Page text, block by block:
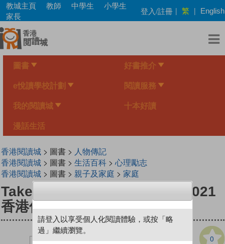
Skip
main
content
教城主頁 教師 中學生
小學生
家長
登入/註冊 | 繁 | English
圖書 好書推介
e悅讀學校計劃 閱讀服務
我的閱讀城 十本好讀
漫話生活
香港閱讀城> 圖書 > 人物傳記
香港閱讀城> 圖書 > 生活百科> 心理勵志
香港閱讀城> 圖書 > 親子及家庭 > 家庭
Take Me To A Higher Place 2021
香港傑出少年隨筆
0
請登入以享受個人化閱讀體驗，或按「略
過」繼續瀏覽。